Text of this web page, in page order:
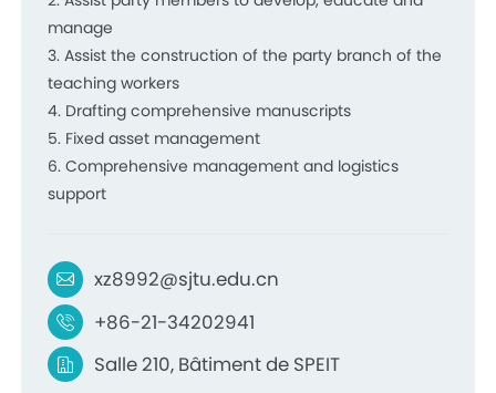
manage
3. Assist the construction of the party branch of the
teaching workers
4. Drafting comprehensive manuscripts
5. Fixed asset management
6. Comprehensive management and logistics
support
xz8992@sjtu.edu.cn
+86-21-34202941
Salle 210, Bâtiment de SPEIT